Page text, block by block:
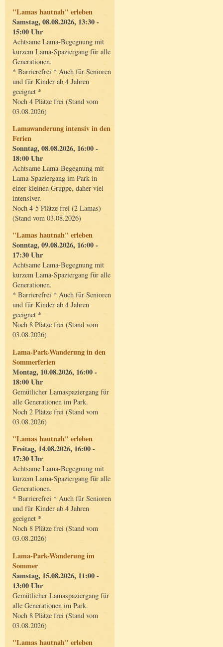
"Lamas hautnah" erleben
Samstag, 08.08.2026, 13:30 -
15:00 Uhr
Achtsame Lama-Begegnung mit
kurzem Lama-Spaziergang für alle
Generationen.
* Barrierefrei * Auch für Senioren
und für Kinder ab 4 Jahren
geeignet *
Noch 4 Plätze frei (Stand vom
03.08.2026)
Lamawanderung intensiv in den
Ferien
Sonntag, 08.08.2026, 16:00 -
18:00 Uhr
Achtsame Lama-Begegnung mit
Lama-Spaziergang im Park in
einer kleinen Gruppe, daher viel
intensiver.
Noch 4-5 Plätze frei (2 Lamas)
(Stand vom 03.08.2026)
"Lamas hautnah" erleben
Sonntag, 09.08.2026, 16:00 -
17:30 Uhr
Achtsame Lama-Begegnung mit
kurzem Lama-Spaziergang für alle
Generationen.
* Barrierefrei * Auch für Senioren
und für Kinder ab 4 Jahren
geeignet *
Noch 8 Plätze frei (Stand vom
03.08.2026)
Lama-Park-Wanderung in den
Sommerferien
Montag, 10.08.2026, 16:00 -
18:00 Uhr
Gemütlicher Lamaspaziergang für
alle Generationen im Park.
Noch 2 Plätze frei (Stand vom
03.08.2026)
"Lamas hautnah" erleben
Freitag, 14.08.2026, 16:00 -
17:30 Uhr
Achtsame Lama-Begegnung mit
kurzem Lama-Spaziergang für alle
Generationen.
* Barrierefrei * Auch für Senioren
und für Kinder ab 4 Jahren
geeignet *
Noch 8 Plätze frei (Stand vom
03.08.2026)
Lama-Park-Wanderung im
Sommer
Samstag, 15.08.2026, 11:00 -
13:00 Uhr
Gemütlicher Lamaspaziergang für
alle Generationen im Park.
Noch 8 Plätze frei (Stand vom
03.08.2026)
"Lamas hautnah" erleben